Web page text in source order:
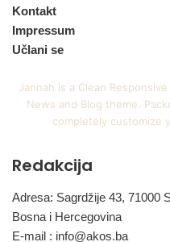
Kontakt
Impressum
Učlani se
Jannah is a Clean
News and Blog theme.
completely customize
Redakcija
Adresa: Sagrdžije 43, 71000
Bosna i Hercegovina
E-mail : info@akos.ba